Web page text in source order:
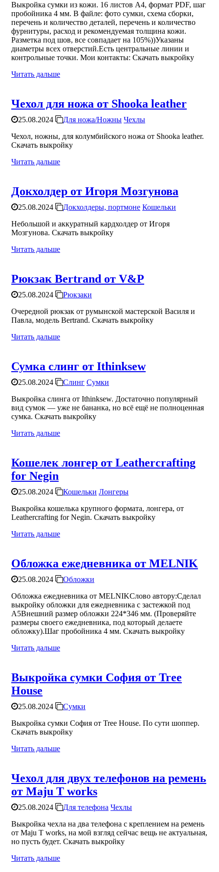
Выкройка сумки из кожи. 16 листов А4, формат PDF, шаг
пробойника 4 мм. В файле: фото сумки, схема сборки,
перечень и количество деталей, перечень и количество
фурнитуры, расход и рекомендуемая толщина кожи.
Разметка под шов, все совпадает на 105%))Указаны
диаметры всех отверстий.Есть центральные линии и
контрольные точки. Мои контакты: Скачать выкройку
Читать дальше
Чехол для ножа от Shooka leather
25.08.2024 Для ножа/Ножны Чехлы
Чехол, ножны, для колумбийского ножа от Shooka leather.
Скачать выкройку
Читать дальше
Докхолдер от Игоря Мозгунова
25.08.2024 Докхолдеры, портмоне Кошельки
Небольшой и аккуратный кардхолдер от Игоря
Мозгунова. Скачать выкройку
Читать дальше
Рюкзак Bertrand от V&P
25.08.2024
Рюкзаки
Очередной рюкзак от румынской мастерской Василя и
Павла, модель Bertrand. Скачать выкройку
Читать дальше
Сумка слинг от Ithinksew
25.08.2024 Слинг Сумки
Выкройка слинга от Ithinksew. Достаточно популярный
вид сумок — уже не бананка, но всё ещё не полноценная
сумка. Скачать выкройку
Читать дальше
Кошелек лонгер от Leathercrafting
for Negin
25.08.2024 Кошельки Лонгеры
Выкройка кошелька крупного формата, лонгера, от
Leathercrafting for Negin. Скачать выкройку
Читать дальше
Обложка ежедневника от MELNIK
25.08.2024
Обложки
Обложка ежедневника от MELNIKСлово автору:Сделал
выкройку обложки для ежедневника с застежкой под
А5Внешний размер обложки 224*346 мм. (Проверяйте
размеры своего ежедневника, под который делаете
обложку).Шаг пробойника 4 мм. Скачать выкройку
Читать дальше
Выкройка сумки София от Tree
House
25.08.2024
Сумки
Выкройка сумки София от Tree House. По сути шоппер.
Скачать выкройку
Читать дальше
Чехол для двух телефонов на ремень
от Maju T works
25.08.2024 Для телефона Чехлы
Выкройка чехла на два телефона с креплением на ремень
от Maju T works, на мой взгляд сейчас вещь не актуальная,
но пусть будет. Скачать выкройку
Читать дальше